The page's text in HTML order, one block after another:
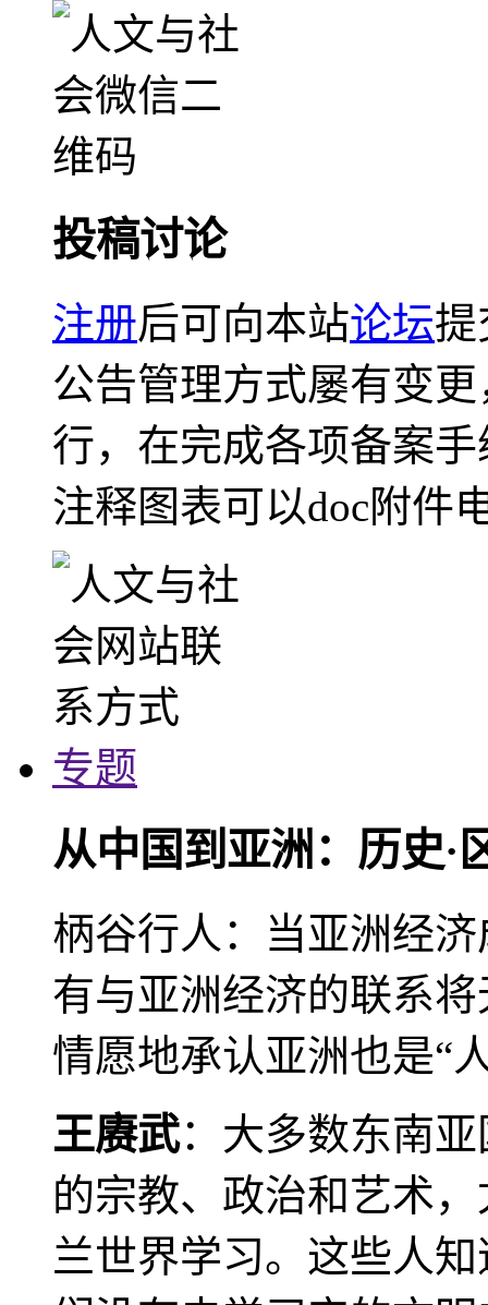
投稿讨论
注册后可向本站论坛提
公告管理方式屡有变
行，在完成各项备案
注释图表可以doc附件
专题
从中国到亚洲：历史·
柄谷行人：当亚洲经
有与亚洲经济的联系
情愿地承认亚洲也是“
王赓武：大多数东南
的宗教、政治和艺术
兰世界学习。这些人